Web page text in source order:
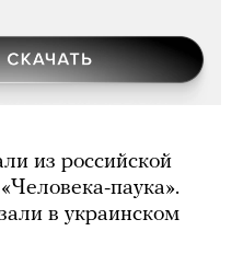
из российской
паука».
в украинском